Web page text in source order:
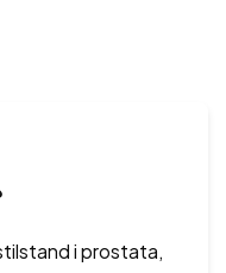
i prostata,